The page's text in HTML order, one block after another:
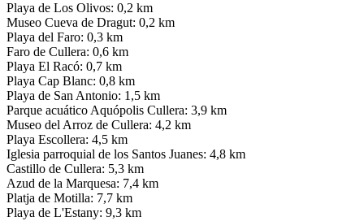
Playa de Los Olivos: 0,2 km
Museo Cueva de Dragut: 0,2 km
Playa del Faro: 0,3 km
Faro de Cullera: 0,6 km
Playa El Racó: 0,7 km
Playa Cap Blanc: 0,8 km
Playa de San Antonio: 1,5 km
Parque acuático Aquópolis Cullera: 3,9 km
Museo del Arroz de Cullera: 4,2 km
Playa Escollera: 4,5 km
Iglesia parroquial de los Santos Juanes: 4,8 km
Castillo de Cullera: 5,3 km
Azud de la Marquesa: 7,4 km
Platja de Motilla: 7,7 km
Playa de L'Estany: 9,3 km